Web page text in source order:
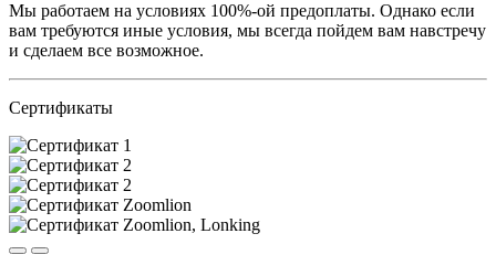
Мы работаем на условиях 100%-ой предоплаты. Однако если
вам требуются иные условия, мы всегда пойдем вам навстречу
и сделаем все возможное.
Сертификаты